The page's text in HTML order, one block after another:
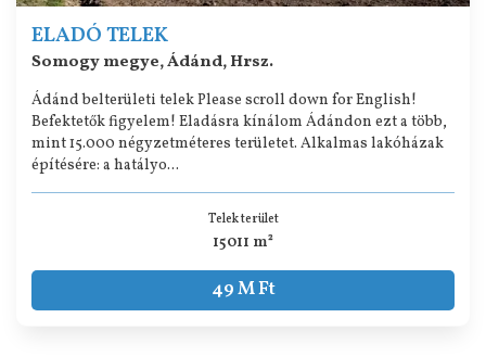
ELADÓ TELEK
Somogy megye, Ádánd, Hrsz.
Ádánd belterületi telek Please scroll down for English!
Befektetők figyelem! Eladásra kínálom Ádándon ezt a több,
mint 15.000 négyzetméteres területet. Alkalmas lakóházak
építésére: a hatályo...
Telek terület
15011 m²
49 M Ft